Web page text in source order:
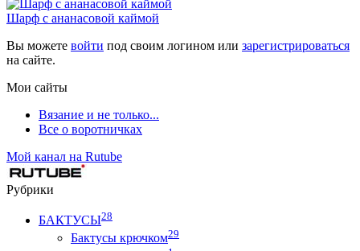
Шарф с ананасовой каймой
Вы можете войти под своим логином или зарегистрироваться
на сайте.
Мои сайты
Вязание и не только...
Все о воротничках
Мой канал на Rutube
Рубрики
БАКТУСЫ28
Бактусы крючком29